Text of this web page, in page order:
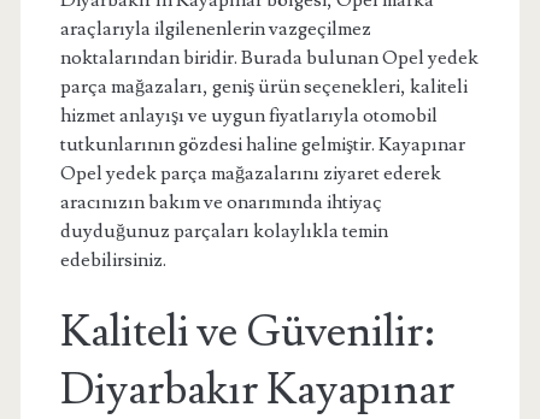
araçlarıyla ilgilenenlerin vazgeçilmez
noktalarından biridir. Burada bulunan Opel yedek
parça mağazaları, geniş ürün seçenekleri, kaliteli
hizmet anlayışı ve uygun fiyatlarıyla otomobil
tutkunlarının gözdesi haline gelmiştir. Kayapınar
Opel yedek parça mağazalarını ziyaret ederek
aracınızın bakım ve onarımında ihtiyaç
duyduğunuz parçaları kolaylıkla temin
edebilirsiniz.
Kaliteli ve Güvenilir:
Diyarbakır Kayapınar